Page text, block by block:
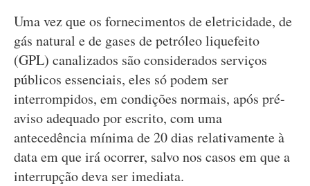
Uma vez que os fornecimentos de eletricidade, de
gás natural e de gases de petróleo liquefeito
(GPL) canalizados são considerados serviços
públicos essenciais, eles só podem ser
interrompidos, em condições normais, após pré-
aviso adequado por escrito, com uma
antecedência mínima de 20 dias relativamente à
data em que irá ocorrer, salvo nos casos em que a
interrupção deva ser imediata.